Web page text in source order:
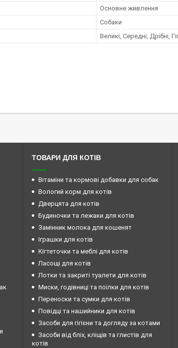
Основне живлення
Собаки
Великі, Середні, Дрібні,
ТОВАРИ ДЛЯ КОТІВ
Вітаміни та кормові добавки для собак
Вологий корм для котів
Дверцята для котів
Будиночки та лежаки для котів
Замінник молока для кошенят
Іграшки для котів
Кігтеточки та меблі для котів
Ласощі для котів
Лотки та закриті туалети для котів
Миски, годівниці та поїлки для котів
Переноски та сумки для котів
Повідці та нашийники для котів
Засоби для гігієни та догляду за котами
Засоби від бліх, кліщів та глистів для
котів